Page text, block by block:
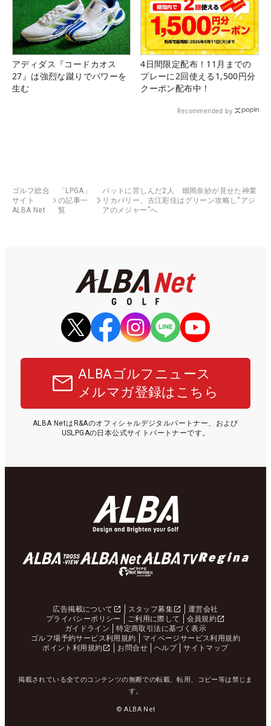
アディダス『コードカオス
27』は強烈な蹴りでパワーを
生む
4日間限定配布！11月までの
プレーに2回使える1,500円分
クーポン配布中！
Recommended by
ゴルフ総合
サイト
ALBA Net
「LPGA」
の記事一
覧
パットに苦しんだ2人 畑岡奈紗が見せた神業
リカバリー、古江彩佳はグリーン攻略し“アジ
アのメジャー”へ
ALBAゴルフニュース
メルマガ登録はこちら
ALBA NetはR&Aのオフィシャルデジタルパートナー、および
USLPGAの日本公式サイトパートナーです。
広告掲載について スタッフ募集
運営会社
プライバシーポリシー
ご利用に際して
会員規約
ガイドライン
特定商取引法に基づく表示
ゴルフ場予約サービス利用規約
マイページサービス利用規約
ポイント利用規約
お問合せ ヘルプ サイトマップ
掲載されている全てのコンテンツの無断での転載、転用、コピー等は禁じま
す。
© ALBA Net